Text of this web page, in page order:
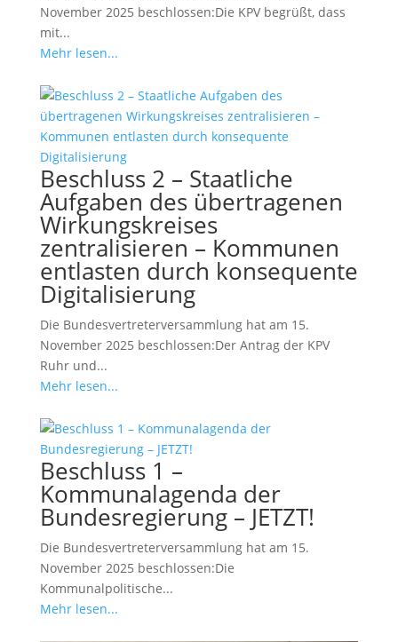
November 2025 beschlossen:Die KPV begrüßt, dass
mit...
Mehr lesen...
Beschluss 2 – Staatliche
Aufgaben des übertragenen
Wirkungskreises
zentralisieren – Kommunen
entlasten durch konsequente
Digitalisierung
Die Bundesvertreterversammlung hat am 15.
November 2025 beschlossen:Der Antrag der KPV
Ruhr und...
Mehr lesen...
Beschluss 1 –
Kommunalagenda der
Bundesregierung – JETZT!
Die Bundesvertreterversammlung hat am 15.
November 2025 beschlossen:Die
Kommunalpolitische...
Mehr lesen...